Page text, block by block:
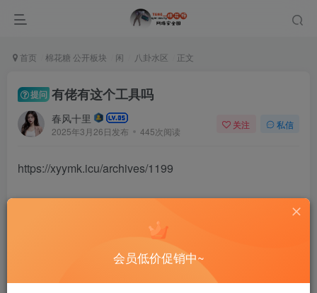
首页 棉花糖 公开板块 闲 八卦水区 正文
提问 有佬有这个工具吗
春风十里
2025年3月26日发布 445次阅读
关注 私信
https://xyymk.icu/archives/1199
会员低价促销中~